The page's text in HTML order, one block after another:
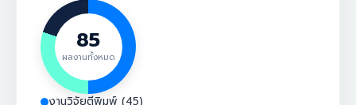
85
ผลงานทั้งหมด
งานวิจัยตีพิมพ์ (45)